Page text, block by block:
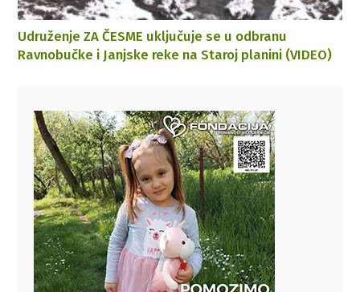
Udruženje ZA ČESME uključuje se u odbranu
Ravnobučke i Janjske reke na Staroj planini (VIDEO)